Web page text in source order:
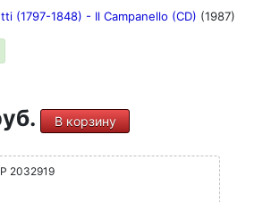
(1797-1848) - Il Campanello (CD) (1987)
В корзину
2032919